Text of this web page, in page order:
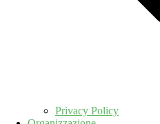
Privacy Policy